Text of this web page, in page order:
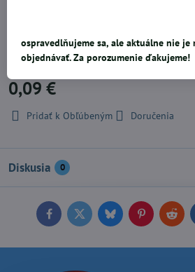
sviatočných stolov. Cena za 1m.
0,09 €
Pridať k Obľúbeným Doručenia
Diskusia 0
FacebookTwitterBlueskyPinterest
ospravedlňujeme sa, ale aktuálne nie je
objednávať. Za porozumenie ďakujeme!